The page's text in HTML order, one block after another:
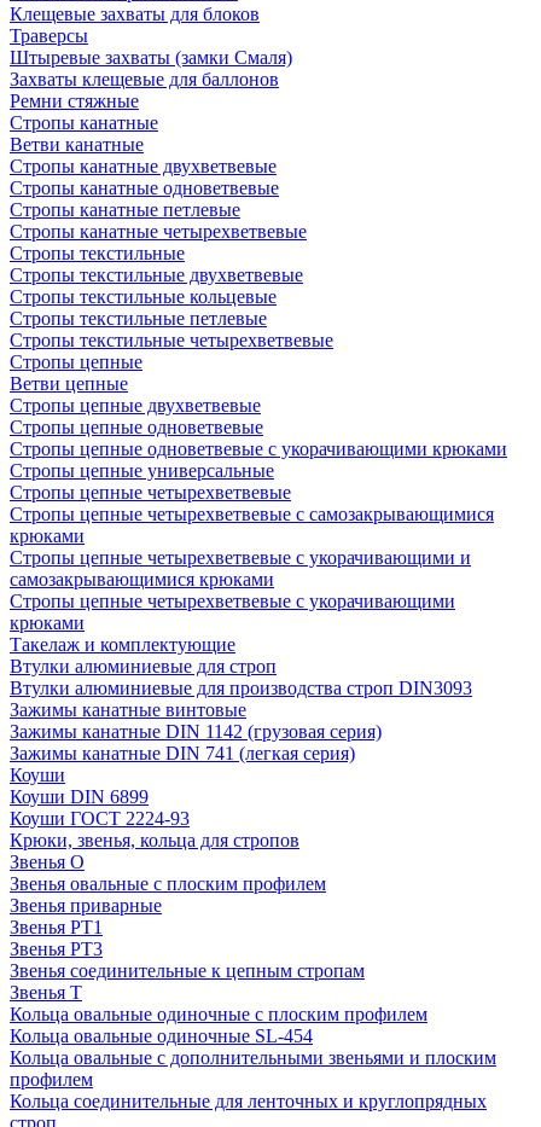
Клещевые захваты для блоков
Траверсы
Штыревые захваты (замки Смаля)
Захваты клещевые для баллонов
Ремни стяжные
Стропы канатные
Ветви канатные
Стропы канатные двухветвевые
Стропы канатные одноветвевые
Стропы канатные петлевые
Стропы канатные четырехветвевые
Стропы текстильные
Стропы текстильные двухветвевые
Стропы текстильные кольцевые
Стропы текстильные петлевые
Стропы текстильные четырехветвевые
Стропы цепные
Ветви цепные
Стропы цепные двухветвевые
Стропы цепные одноветвевые
Стропы цепные одноветвевые с укорачивающими крюками
Стропы цепные универсальные
Стропы цепные четырехветвевые
Стропы цепные четырехветвевые с самозакрывающимися
крюками
Стропы цепные четырехветвевые с укорачивающими и
самозакрывающимися крюками
Стропы цепные четырехветвевые с укорачивающими
крюками
Такелаж и комплектующие
Втулки алюминиевые для строп
Втулки алюминиевые для производства строп DIN3093
Зажимы канатные винтовые
Зажимы канатные DIN 1142 (грузовая серия)
Зажимы канатные DIN 741 (легкая серия)
Коуши
Коуши DIN 6899
Коуши ГОСТ 2224-93
Крюки, звенья, кольца для стропов
Звенья О
Звенья овальные с плоским профилем
Звенья приварные
Звенья РТ1
Звенья РТ3
Звенья соединительные к цепным стропам
Звенья Т
Кольца овальные одиночные c плоским профилем
Кольца овальные одиночные SL-454
Кольца овальные с дополнительными звеньями и плоским
профилем
Кольца соединительные для ленточных и круглопрядных
строп